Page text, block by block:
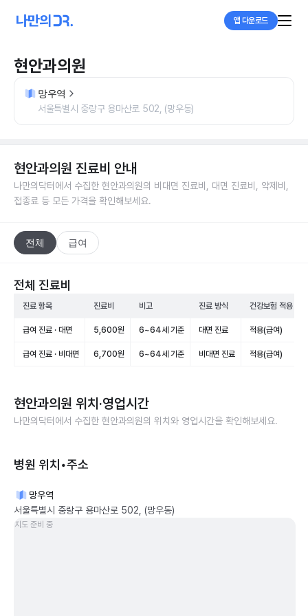
앱 다운로드
현안과의원
망우역
서울특별시 중랑구 용마산로 502, (망우동)
현안과의원 진료비 안내
나만의닥터에서 수집한 현안과의원의 비대면 진료비, 대면 진료비, 약제비,
접종료 등 모든 가격을 확인해보세요.
전체 급여
전체 진료비
진료 항목 진료비 비고 진료 방식 건강보험 적용
급여 진료 · 대면 5,600원 6~64세 기준 대면 진료 적용(급여)
급여 진료 · 비대면 6,700원 6~64세 기준 비대면 진료 적용(급여)
현안과의원 위치·영업시간
나만의닥터에서 수집한 현안과의원의 위치와 영업시간을 확인해보세요.
병원 위치•주소
망우역
서울특별시 중랑구 용마산로 502, (망우동)
지도 준비 중